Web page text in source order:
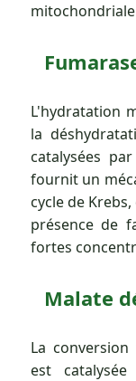
L'hydratation
la
catalysées
fournit un
cycle de
présence de
fortes
Malate
La
est